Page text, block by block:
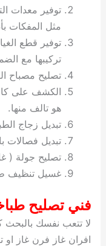
توفير معدات
مثل المفكات
توفير قطع
تركيبها مع
تصليح مصباح
الكشف على
هو تالف منها.
تبديل زجاج
تبديل فصالات
تصليح جولة (
غسيل تنظيف
فني تصليح
لا تتعب نفسك
افران غاز فرن غاز